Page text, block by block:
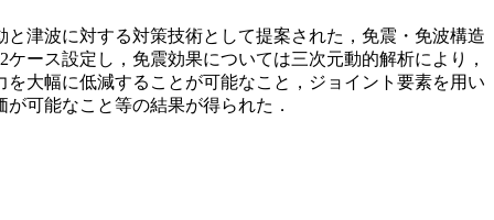
津波に対する対策技術として提案された，免震・免波構造
ース設定し，免震効果については三次元動的解析により，
大幅に低減することが可能なこと，ジョイント要素を用い
可能なこと等の結果が得られた．